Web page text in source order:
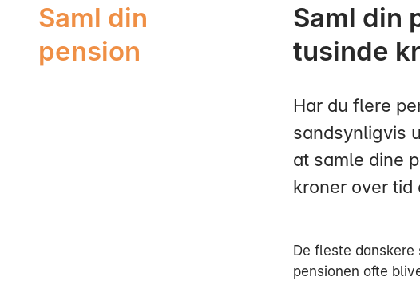
Saml din
pension
Saml din
tusinde
Har du flere
sandsynligvis
at samle dine
kroner over tid
De fleste
pensionen ofte